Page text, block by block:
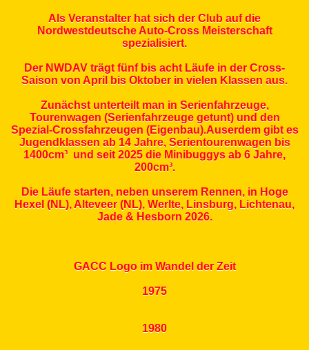
Als Veranstalter hat sich der Club auf die
Nordwestdeutsche Auto-Cross Meisterschaft
spezialisiert.
Der NWDAV trägt fünf bis acht Läufe in der Cross-
Saison von April bis Oktober in vielen Klassen aus.
Zunächst unterteilt man in Serienfahrzeuge,
Tourenwagen (Serienfahrzeuge getunt) und den
Spezial-Crossfahrzeugen (Eigenbau).Auserdem gibt es
Jugendklassen ab 14 Jahre, Serientourenwagen bis
1400cm³ und seit 2025 die Minibuggys ab 6 Jahre,
200cm³.
Die Läufe starten, neben unserem Rennen, in Hoge
Hexel (NL), Alteveer (NL), Werlte, Linsburg, Lichtenau,
Jade & Hesborn 2026.
GACC Logo im Wandel der Zeit
1975
1980